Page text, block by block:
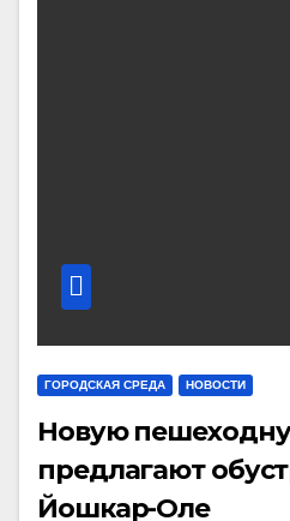
ГОРОДСКАЯ СРЕДА НОВОСТИ
Новую
предлагают
Йошкар-Оле